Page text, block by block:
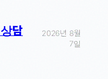
담
2026년 8월
7일